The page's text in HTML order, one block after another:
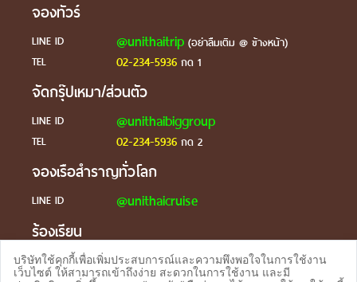
จองทัวร์
LINE ID @unithaitrip(อย่าลืมเติม @ ข้างหน้า)
TEL
02-234-5936กด 1
จัดกรุ๊ปเหมา/ส่วนตัว
LINE ID @unithaibiggroup
TEL 02-234-5936กด 2
จองเรือสำราญทั่วโลก
LINE ID @unithaicruise
ร้องเรียน
LINE ID @unithaicare
บริษัทใช้คุกกี้เพื่อเพิ่มประสบการณ์และความพึงพอใจในการใช้งาน
เว็บไซต์ ให้สามารถเข้าถึงง่าย สะดวกในการใช้งาน และมี